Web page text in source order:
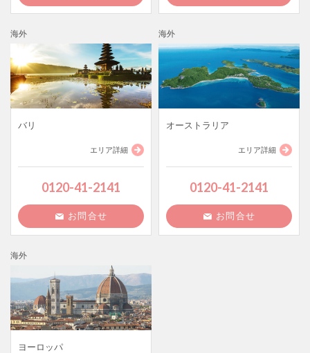
海外
バリ
エリア詳細
0120-41-2141
お問合せ
海外
オーストラリア
エリア詳細
0120-41-2141
お問合せ
海外
ヨーロッパ